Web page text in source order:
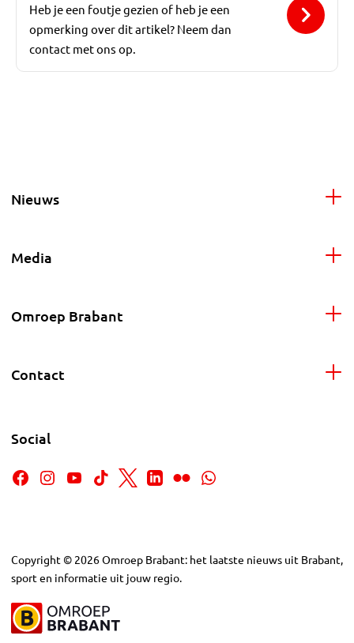
Heb je een foutje gezien of heb je een
opmerking over dit artikel? Neem dan
contact met ons op.
Nieuws
Media
Omroep Brabant
Contact
Social
Copyright © 2026Omroep Brabant: het laatste nieuws uit Brabant,
sport en informatie uit jouw regio.